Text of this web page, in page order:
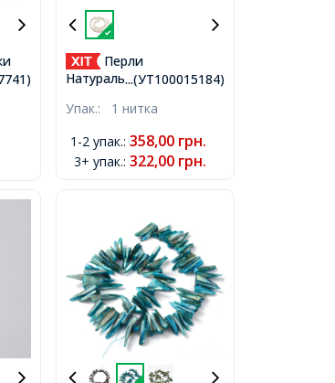
...(УТ100015184)
Перли
Натуральний
Рис, Білий, 5.6-7х4-5мм,
21шт/16см/нитка,
Упак.: 1 нитка
1-2 упак.: 358,00 грн.
3+ упак.: 322,00 грн.